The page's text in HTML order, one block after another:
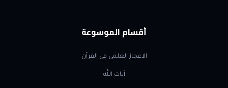
أقسام الموسوعة
الاعجاز العلمي في القرآن
آيات الله